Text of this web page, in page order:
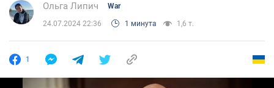
Ольга Липич War
24.07.2024 22:36 1 минута 1,6 т.
1